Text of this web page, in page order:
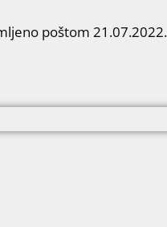
poštom